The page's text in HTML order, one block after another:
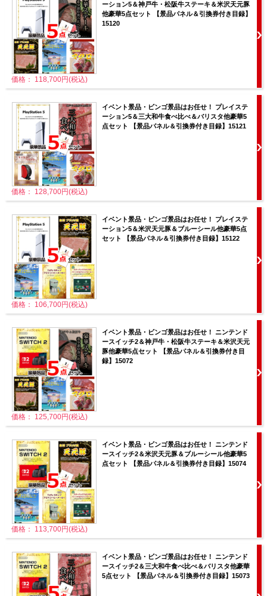
ーション5＆神戸牛・松阪牛ステーキ＆米沢天元豚
他豪華5点セット 【景品パネル＆引換券付き目録】
15120
価格： 118,700円(税込)
イベント景品・ビンゴ景品はお任せ！ プレイステ
ーション5＆三大和牛食べ比べ＆バリスタ他豪華5
点セット 【景品パネル＆引換券付き目録】15121
価格： 128,700円(税込)
イベント景品・ビンゴ景品はお任せ！ プレイステ
ーション5＆米沢天元豚＆ブルーシール他豪華5点
セット 【景品パネル＆引換券付き目録】15122
価格： 106,700円(税込)
イベント景品・ビンゴ景品はお任せ！ ニンテンド
ースイッチ2＆神戸牛・松阪牛ステーキ＆米沢天元
豚他豪華5点セット 【景品パネル＆引換券付き目
録】15072
価格： 125,700円(税込)
イベント景品・ビンゴ景品はお任せ！ ニンテンド
ースイッチ2＆米沢天元豚＆ブルーシール他豪華5
点セット 【景品パネル＆引換券付き目録】15074
価格： 113,700円(税込)
イベント景品・ビンゴ景品はお任せ！ ニンテンド
ースイッチ2＆三大和牛食べ比べ＆バリスタ他豪華
5点セット 【景品パネル＆引換券付き目録】15073